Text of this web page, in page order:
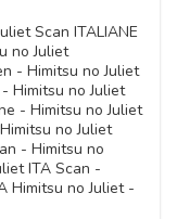
05 Novembre 2020
05 Novembre 2020
Scan ITALIANE
no Juliet
- Himitsu no Juliet
Himitsu no Juliet
- Himitsu no Juliet
no Juliet
- Himitsu no
ITA Scan -
Himitsu no Juliet -